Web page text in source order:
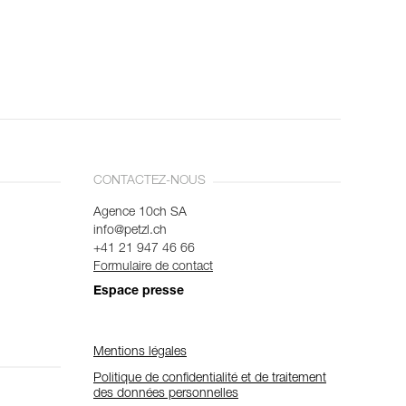
CONTACTEZ-NOUS
Agence 10ch SA
info@petzl.ch
+41 21 947 46 66
Formulaire de contact
Espace presse
Mentions légales
Politique de confidentialité et de traitement
des données personnelles